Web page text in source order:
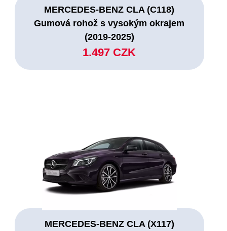
MERCEDES-BENZ CLA (C118)
Gumová rohož s vysokým okrajem
(2019-2025)
1.497 CZK
MERCEDES-BENZ CLA (X117)